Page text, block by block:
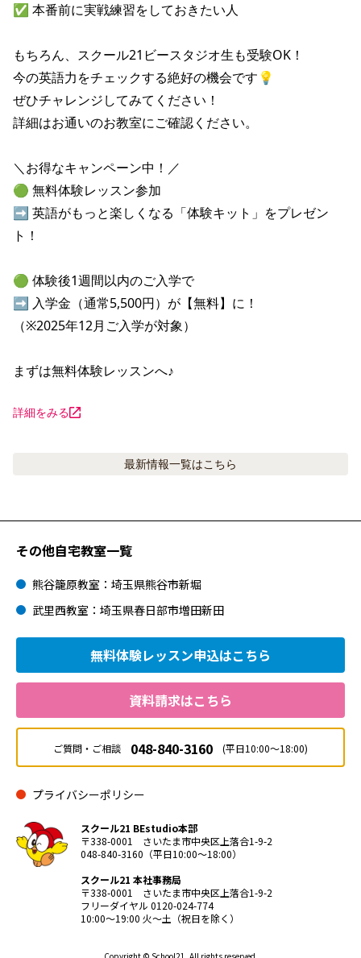
✅ 本番前に実戦練習をしておきたい人
もちろん、スクール21ビースタジオ生も受験OK！
今の英語力をチェックする絶好の機会です💡
ぜひチャレンジしてみてください！
詳細はお通いのお教室にご確認ください。
＼お得なキャンペーン中！／
🟢 無料体験レッスン参加
➡ 英語がもっと楽しくなる「体験キット」をプレゼン
ト！
🟢 体験後1週間以内のご入学で
➡ 入学金（通常5,500円）が【無料】に！
（※2025年12月ご入学が対象）
まずは無料体験レッスンへ♪
詳細をみる
最新情報一覧はこちら
その他自宅教室一覧
熊谷籠原教室：埼玉県熊谷市新堀
武里西教室：埼玉県春日部市増田新田
無料体験レッスン申込はこちら
資料請求はこちら
ご質問・ご相談 048-840-3160 (平日10:00～18:00)
プライバシーポリシー
スクール21 BEstudio本部
〒338-0001 さいたま市中央区上落合1-9-2
048-840-3160（平日10:00～18:00）
スクール21 本社事務局
〒338-0001 さいたま市中央区上落合1-9-2
フリーダイヤル 0120-024-774
10:00〜19:00 火〜土（祝日を除く）